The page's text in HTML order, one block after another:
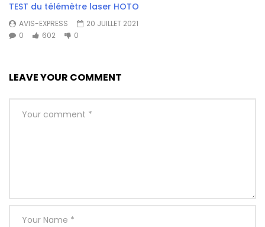
TEST du télémètre laser HOTO
AVIS-EXPRESS
20 JUILLET 2021
0
602 0
LEAVE YOUR COMMENT